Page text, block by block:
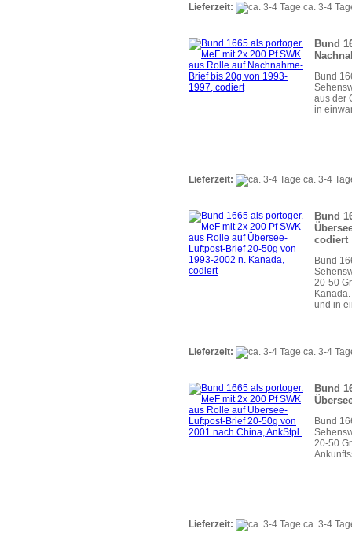
Lieferzeit: ca. 3-4
Bund
Bund
aus der
in
Lieferzeit: ca. 3-4
Bund
codiert
Bund
20-50
und in
Lieferzeit: ca. 3-4
Bund
Bund
20-50
Lieferzeit: ca. 3-4